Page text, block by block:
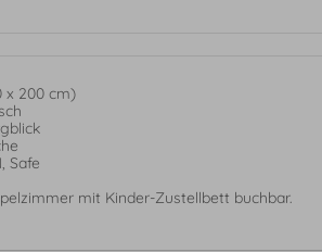
x 200 cm)
Safe
mit Kinder-Zustellbett buchbar.